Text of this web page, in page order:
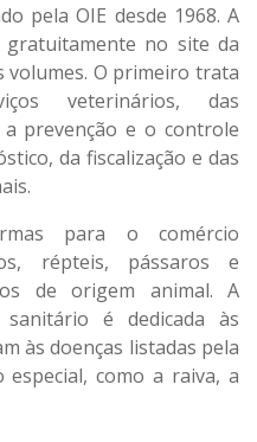
pela OIE desde 1968. A
gratuitamente no site da
volumes. O primeiro trata
veterinários, das
prevenção e o controle
da fiscalização e das
para o comércio
répteis, pássaros e
de origem animal. A
é dedicada às
às doenças listadas pela
especial, como a raiva, a